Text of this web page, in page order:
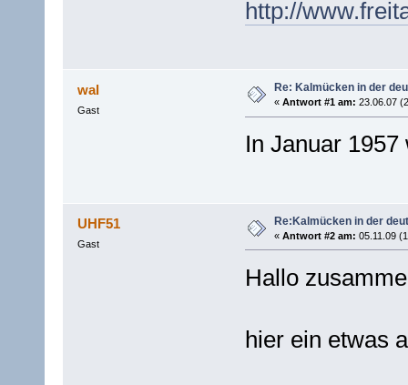
http://
wal
Gast
Re: Kalmücken in der
« Antwort #1 am: 23.06.07
In Januar
UHF51
Gast
Re:Kalmücken in der
« Antwort #2 am: 05.11.09
Hallo
hier ein etwas